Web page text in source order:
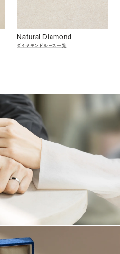
Natural Diamond
ダイヤモンドルース一覧